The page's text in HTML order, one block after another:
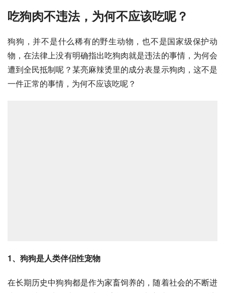
吃狗肉不违法，为何不应该吃呢？
狗狗，并不是什么稀有的野生动物，也不是国家级保护动
物，在法律上没有明确指出吃狗肉就是违法的事情，为何会
遭到全民抵制呢？某亮麻辣烫里的成分表显示狗肉，这不是
一件正常的事情，为何不应该吃呢？
1、狗狗是人类伴侣性宠物
在长期历史中狗狗都是作为家畜饲养的，随着社会的不断进